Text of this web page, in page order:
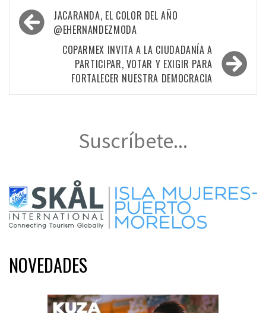
Navegación
de
entradas
JACARANDA, EL COLOR DEL AÑO
@EHERNANDEZMODA
COPARMEX INVITA A LA CIUDADANÍA A
PARTICIPAR, VOTAR Y EXIGIR PARA
FORTALECER NUESTRA DEMOCRACIA
Suscríbete...
NOVEDADES